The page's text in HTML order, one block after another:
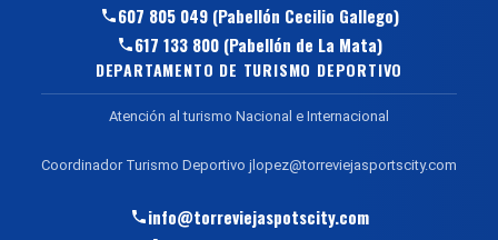
607 805 049 (Pabellón Cecilio Gallego)
617 133 800 (Pabellón de La Mata)
DEPARTAMENTO DE TURISMO DEPORTIVO
Atención al turismo Nacional e Internacional
Coordinador Turismo Deportivo jlopez@torreviejasportscity.com
info@torreviejaspotscity.com